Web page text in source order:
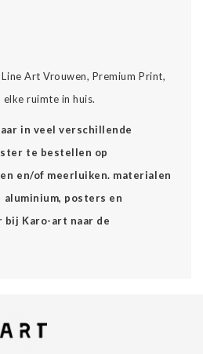
Art Vrouwen, Premium Print,
ruimte in huis.
in veel verschillende
te bestellen op
en/of meerluiken. materialen
aluminium, posters en
Karo-art naar de